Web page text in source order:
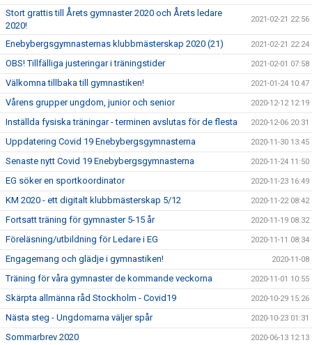
Stort grattis till Årets gymnaster 2020 och Årets ledare
2020!
2021-02-21 22:56
Enebybergsgymnasternas klubbmästerskap 2020 (21) 2021-02-21 22:24
OBS! Tillfälliga justeringar i träningstider 2021-02-01 07:58
Välkomna tillbaka till gymnastiken! 2021-01-24 10:47
Vårens grupper ungdom, junior och senior 2020-12-12 12:19
Inställda fysiska träningar - terminen avslutas för de flesta 2020-12-06 20:31
Uppdatering Covid 19 Enebybergsgymnasterna 2020-11-30 13:45
Senaste nytt Covid 19 Enebybergsgymnasterna 2020-11-24 11:50
EG söker en sportkoordinator 2020-11-23 16:49
KM 2020 - ett digitalt klubbmästerskap 5/12 2020-11-22 08:42
Fortsatt träning för gymnaster 5-15 år 2020-11-19 08:32
Föreläsning/utbildning för Ledare i EG 2020-11-11 08:34
Engagemang och glädje i gymnastiken! 2020-11-08
Träning för våra gymnaster de kommande veckorna 2020-11-01 10:55
Skärpta allmänna råd Stockholm - Covid19 2020-10-29 15:26
Nästa steg - Ungdomarna väljer spår 2020-10-23 01:31
Sommarbrev 2020 2020-06-13 12:13